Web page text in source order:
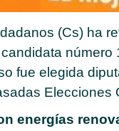
(Cs) ha
número
fue elegida
Elecciones
energías